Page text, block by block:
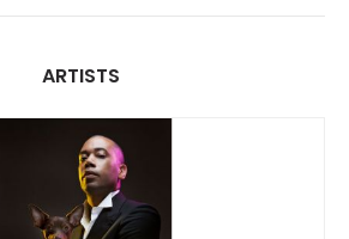
ARTISTS